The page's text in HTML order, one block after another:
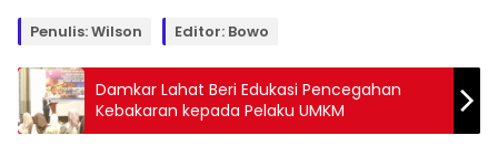
Penulis: Wilson Editor: Bowo
Damkar Lahat Beri Edukasi Pencegahan
Kebakaran kepada Pelaku UMKM